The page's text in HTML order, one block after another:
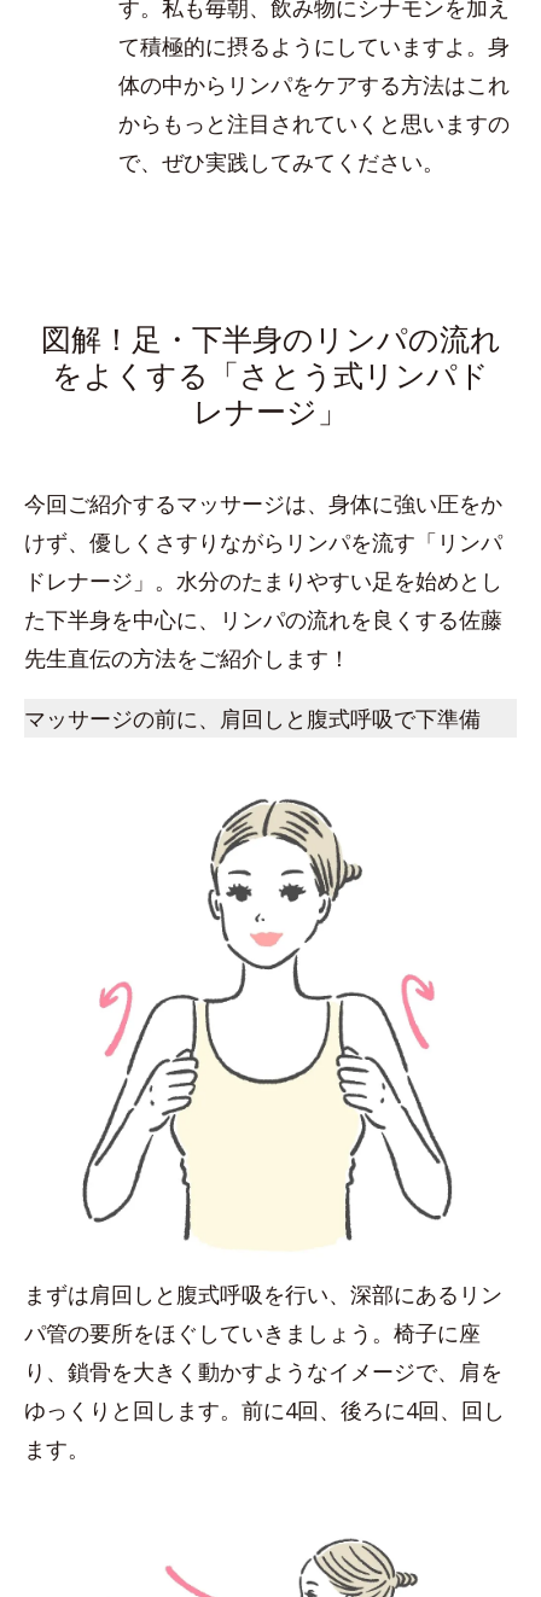
す。私も毎朝、飲み物にシナモンを加え
て積極的に摂るようにしていますよ。身
体の中からリンパをケアする方法はこれ
からもっと注目されていくと思いますの
で、ぜひ実践してみてください。
図解！足・下半身のリンパの流れ
をよくする「さとう式リンパド
レナージ」
今回ご紹介するマッサージは、身体に強い圧をか
けず、優しくさすりながらリンパを流す「リンパ
ドレナージ」。水分のたまりやすい足を始めとし
た下半身を中心に、リンパの流れを良くする佐藤
先生直伝の方法をご紹介します！
マッサージの前に、肩回しと腹式呼吸で下準備
まずは肩回しと腹式呼吸を行い、深部にあるリン
パ管の要所をほぐしていきましょう。椅子に座
り、鎖骨を大きく動かすようなイメージで、肩を
ゆっくりと回します。前に4回、後ろに4回、回し
ます。